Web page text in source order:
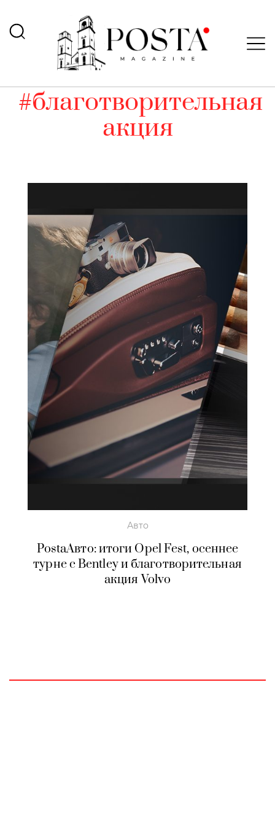
#благотворительная
акция
Авто
PostaАвто: итоги Opel Fest, осеннее
турне с Bentley и благотворительная
акция Volvo